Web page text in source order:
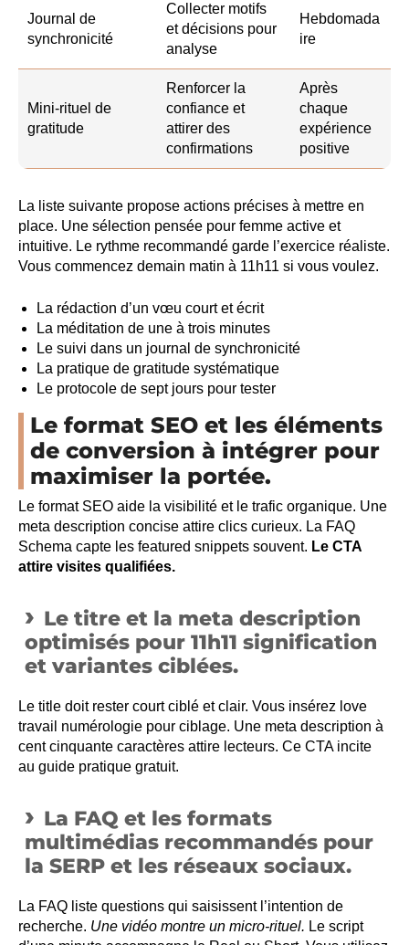
Journal de
synchronicité
Collecter motifs
et décisions pour
analyse
Hebdomada
ire
Mini-rituel de
gratitude
Renforcer la
confiance et
attirer des
confirmations
Après
chaque
expérience
positive
La liste suivante propose actions précises à mettre en
place. Une sélection pensée pour femme active et
intuitive. Le rythme recommandé garde l’exercice réaliste.
Vous commencez demain matin à 11h11 si vous voulez.
La rédaction d’un vœu court et écrit
La méditation de une à trois minutes
Le suivi dans un journal de synchronicité
La pratique de gratitude systématique
Le protocole de sept jours pour tester
Le format SEO et les éléments
de conversion à intégrer pour
maximiser la portée.
Le format SEO aide la visibilité et le trafic organique. Une
meta description concise attire clics curieux. La FAQ
Schema capte les featured snippets souvent. Le CTA
attire visites qualifiées.
Le titre et la meta description
optimisés pour 11h11 signification
et variantes ciblées.
Le title doit rester court ciblé et clair. Vous insérez love
travail numérologie pour ciblage. Une meta description à
cent cinquante caractères attire lecteurs. Ce CTA incite
au guide pratique gratuit.
La FAQ et les formats
multimédias recommandés pour
la SERP et les réseaux sociaux.
La FAQ liste questions qui saisissent l’intention de
recherche. Une vidéo montre un micro-rituel. Le script